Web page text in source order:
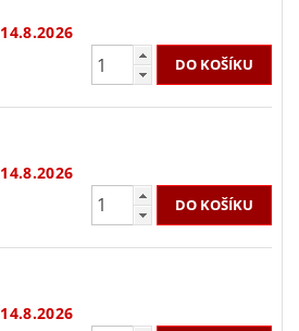
14.8.2026
14.8.2026
14.8.2026